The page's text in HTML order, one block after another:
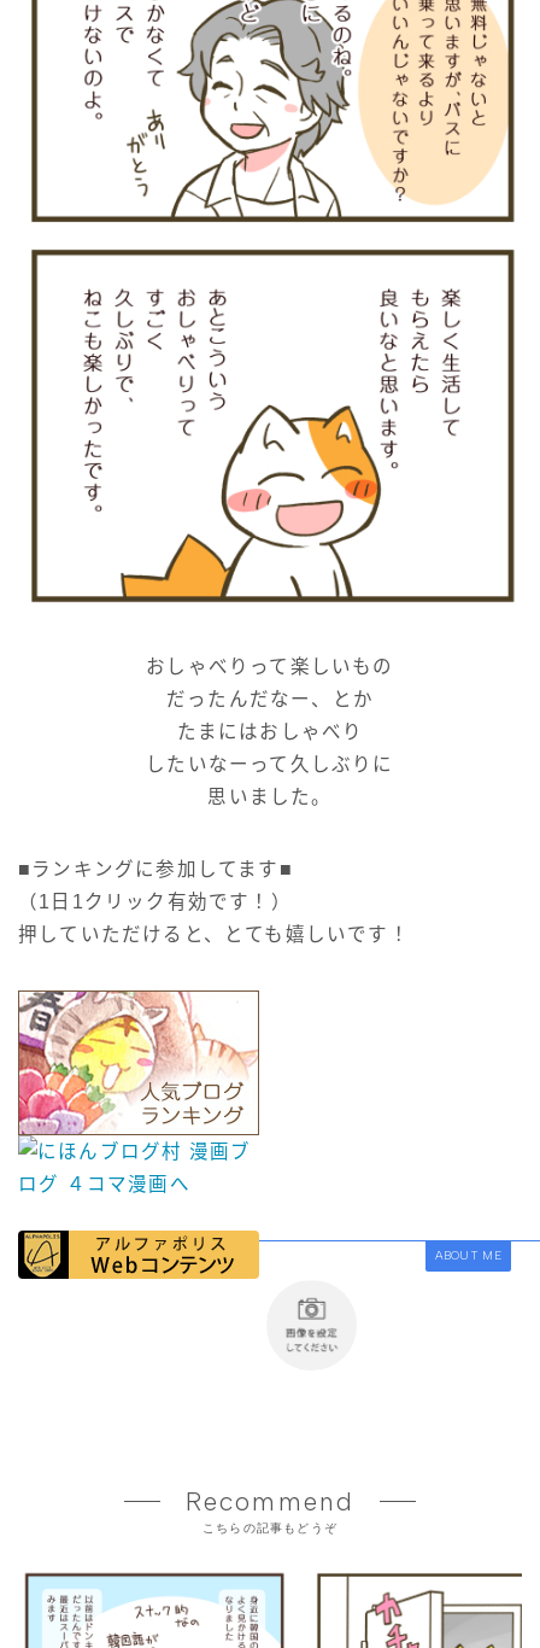
おしゃべりって楽しいもの
だったんだなー、とか
たまにはおしゃべり
したいなーって久しぶりに
思いました。
■ランキングに参加してます■
（1日1クリック有効です！）
押していただけると、とても嬉しいです！
ABOUT ME
Recommend
こちらの記事もどうぞ